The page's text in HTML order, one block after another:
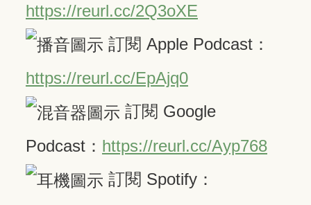
https://reurl.cc/2Q3oXE
訂閱 Apple Podcast：
https://reurl.cc/EpAjq0
訂閱 Google
Podcast： https://reurl.cc/Ayp768
訂閱 Spotify：